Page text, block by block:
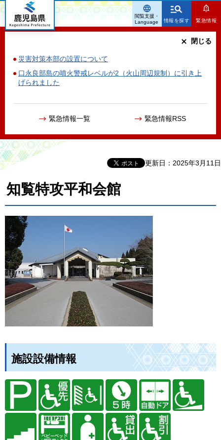
鹿児島県
情報を探す 緊急情報
災害対策本部の設置について
口永良部島の噴火警戒レベルが2（火山周辺規制）に引き上
げられました
緊急情報一覧 緊急情報RSS
閉じる
閲覧支援・
Language
更新日：2025年3月11日
知覧特攻平和会館
施設設備情報